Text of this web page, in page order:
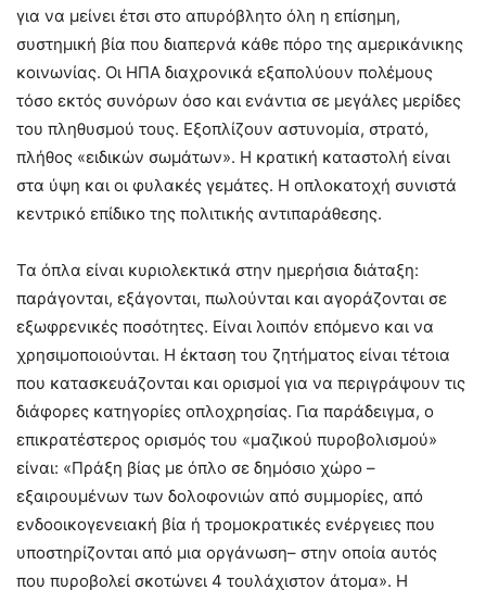
για να μείνει έτσι στο απυρόβλητο όλη η επίσημη,
συστημική βία που διαπερνά κάθε πόρο της αμερικάνικης
κοινωνίας. Οι ΗΠΑ διαχρονικά εξαπολύουν πολέμους
τόσο εκτός συνόρων όσο και ενάντια σε μεγάλες μερίδες
του πληθυσμού τους. Εξοπλίζουν αστυνομία, στρατό,
πλήθος «ειδικών σωμάτων». Η κρατική καταστολή είναι
στα ύψη και οι φυλακές γεμάτες. Η οπλοκατοχή συνιστά
κεντρικό επίδικο της πολιτικής αντιπαράθεσης.
Τα όπλα είναι κυριολεκτικά στην ημερήσια διάταξη:
παράγονται, εξάγονται, πωλούνται και αγοράζονται σε
εξωφρενικές ποσότητες. Είναι λοιπόν επόμενο και να
χρησιμοποιούνται. Η έκταση του ζητήματος είναι τέτοια
που κατασκευάζονται και ορισμοί για να περιγράψουν τις
διάφορες κατηγορίες οπλοχρησίας. Για παράδειγμα, ο
επικρατέστερος ορισμός του «μαζικού πυροβολισμού»
είναι: «Πράξη βίας με όπλο σε δημόσιο χώρο –
εξαιρουμένων των δολοφονιών από συμμορίες, από
ενδοοικογενειακή βία ή τρομοκρατικές ενέργειες που
υποστηρίζονται από μια οργάνωση– στην οποία αυτός
που πυροβολεί σκοτώνει 4 τουλάχιστον άτομα». Η